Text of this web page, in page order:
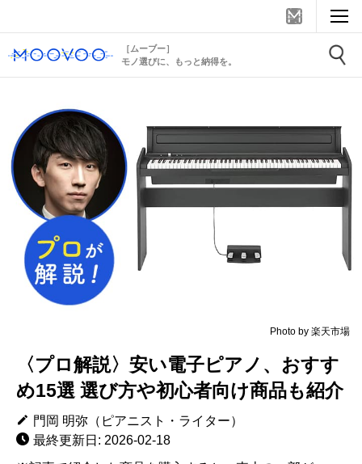
［ムーブー］
モノ選びに、もっと納得を。
Photo by 楽天市場
〈プロ解説〉安い電子ピアノ、おすす
め15選 選び方や初心者向け商品も紹介
門岡 明弥（ピアニスト・ライター）
最終更新日: 2026-02-18